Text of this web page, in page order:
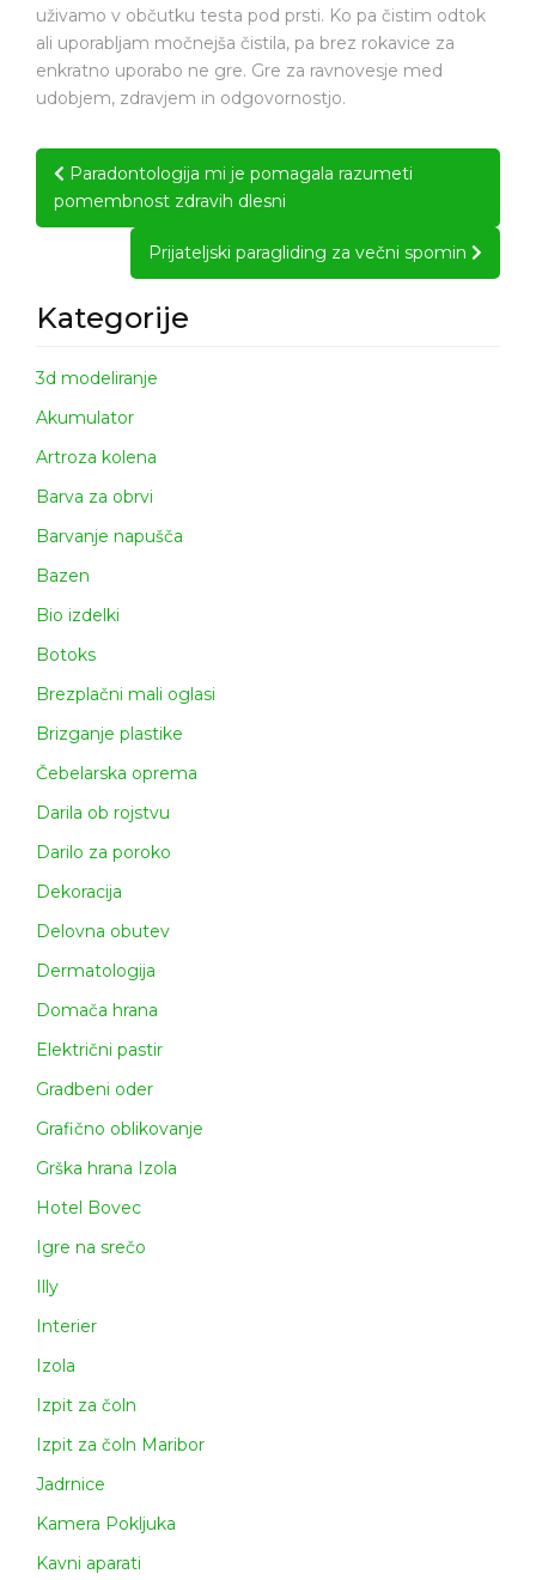
uživamo v občutku testa pod prsti. Ko pa čistim odtok
ali uporabljam močnejša čistila, pa brez rokavice za
enkratno uporabo ne gre. Gre za ravnovesje med
udobjem, zdravjem in odgovornostjo.
Post
navigation
Paradontologija mi je pomagala razumeti
pomembnost zdravih dlesni
Prijateljski paragliding za večni spomin
Kategorije
3d modeliranje
Akumulator
Artroza kolena
Barva za obrvi
Barvanje napušča
Bazen
Bio izdelki
Botoks
Brezplačni mali oglasi
Brizganje plastike
Čebelarska oprema
Darila ob rojstvu
Darilo za poroko
Dekoracija
Delovna obutev
Dermatologija
Domača hrana
Električni pastir
Gradbeni oder
Grafično oblikovanje
Grška hrana Izola
Hotel Bovec
Igre na srečo
Illy
Interier
Izola
Izpit za čoln
Izpit za čoln Maribor
Jadrnice
Kamera Pokljuka
Kavni aparati